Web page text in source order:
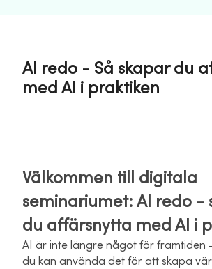
AI redo - Så skapar du
med AI i praktiken
Välkommen till digitala
seminariumet: AI redo -
du affärsnytta med AI i
AI är inte längre något för framtiden
du kan använda det för att skapa